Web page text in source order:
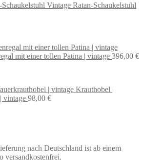
Vintage Ratan-Schaukelstuhl
mit einer tollen Patina | vintage 396,00 €
Krauthobel |
vintage 98,00 €
nach Deutschland ist ab einem
versandkostenfrei.